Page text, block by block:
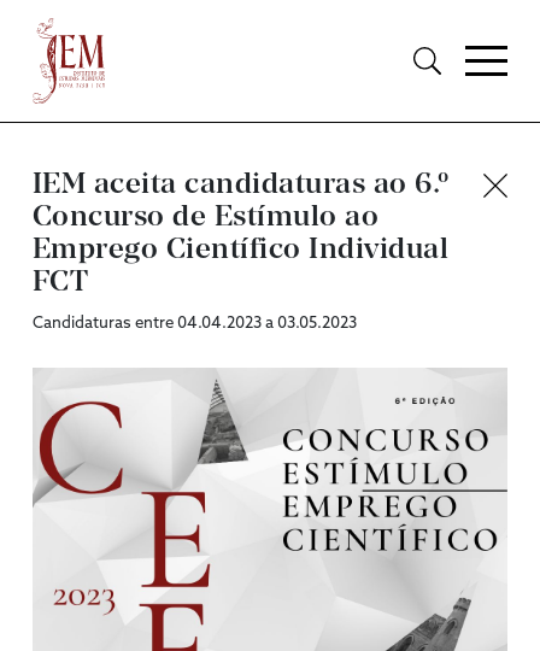
IEM aceita candidaturas ao 6.º
Concurso de Estímulo ao
Emprego Científico Individual
FCT
Candidaturas entre 04.04.2023 a 03.05.2023